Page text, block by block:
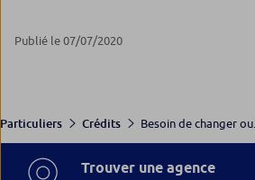
Publié le 07/07/2020
Particuliers Crédits Besoin de changer ou...
Trouver une agence